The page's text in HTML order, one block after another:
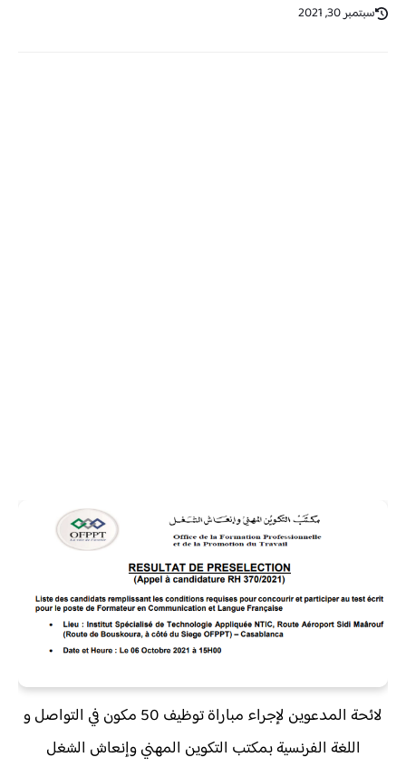
سبتمبر 30, 2021
لائحة المدعوين لإجراء مباراة توظيف 50 مكون في التواصل و
اللغة الفرنسية بمكتب التكوين المهني وإنعاش الشغل